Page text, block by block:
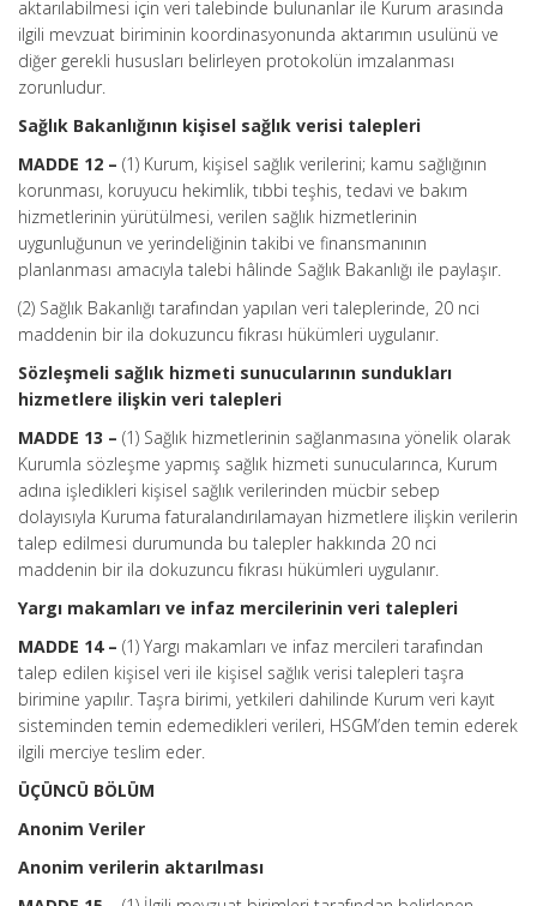
aktarılabilmesi için veri talebinde bulunanlar ile Kurum arasında
ilgili mevzuat biriminin koordinasyonunda aktarımın usulünü ve
diğer gerekli hususları belirleyen protokolün imzalanması
zorunludur.
Sağlık Bakanlığının kişisel sağlık verisi talepleri
MADDE 12 – (1) Kurum, kişisel sağlık verilerini; kamu sağlığının
korunması, koruyucu hekimlik, tıbbi teşhis, tedavi ve bakım
hizmetlerinin yürütülmesi, verilen sağlık hizmetlerinin
uygunluğunun ve yerindeliğinin takibi ve finansmanının
planlanması amacıyla talebi hâlinde Sağlık Bakanlığı ile paylaşır.
(2) Sağlık Bakanlığı tarafından yapılan veri taleplerinde, 20 nci
maddenin bir ila dokuzuncu fıkrası hükümleri uygulanır.
Sözleşmeli sağlık hizmeti sunucularının sundukları
hizmetlere ilişkin veri talepleri
MADDE 13 – (1) Sağlık hizmetlerinin sağlanmasına yönelik olarak
Kurumla sözleşme yapmış sağlık hizmeti sunucularınca, Kurum
adına işledikleri kişisel sağlık verilerinden mücbir sebep
dolayısıyla Kuruma faturalandırılamayan hizmetlere ilişkin verilerin
talep edilmesi durumunda bu talepler hakkında 20 nci
maddenin bir ila dokuzuncu fıkrası hükümleri uygulanır.
Yargı makamları ve infaz mercilerinin veri talepleri
MADDE 14 – (1) Yargı makamları ve infaz mercileri tarafından
talep edilen kişisel veri ile kişisel sağlık verisi talepleri taşra
birimine yapılır. Taşra birimi, yetkileri dahilinde Kurum veri kayıt
sisteminden temin edemedikleri verileri, HSGM’den temin ederek
ilgili merciye teslim eder.
ÜÇÜNCÜ BÖLÜM
Anonim Veriler
Anonim verilerin aktarılması